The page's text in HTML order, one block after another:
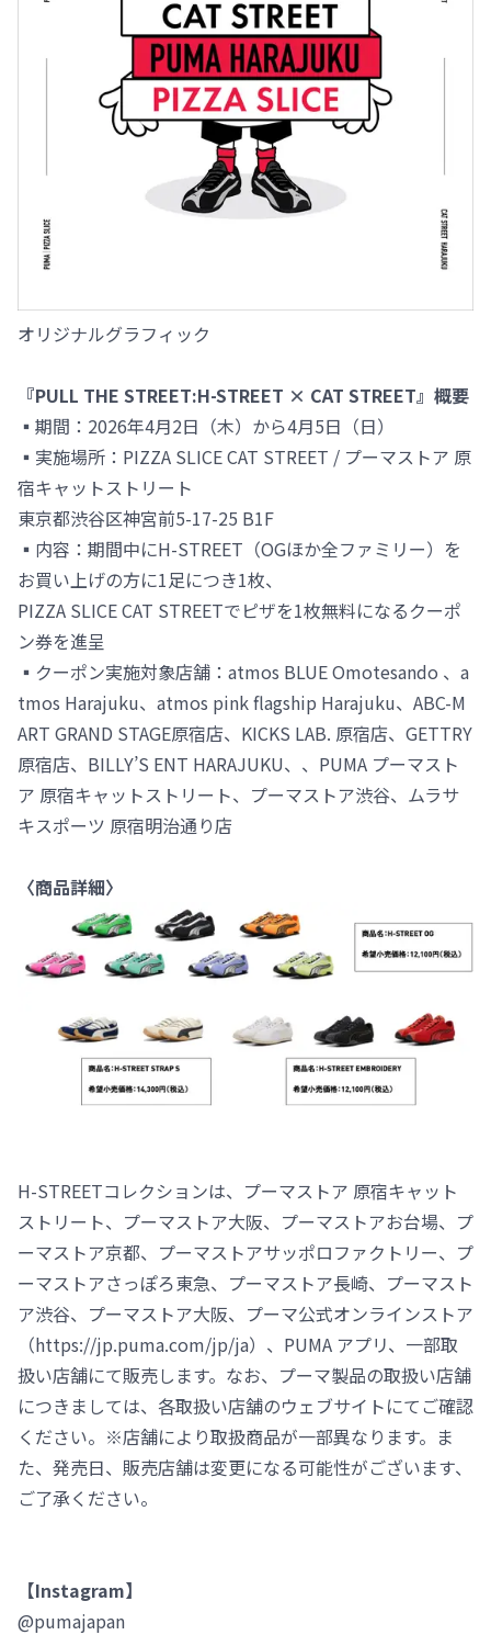
オリジナルグラフィック
『PULL THE STREET:H-STREET × CAT STREET』概要
▪️期間：2026年4月2日（木）から4月5日（日）
▪️実施場所：PIZZA SLICE CAT STREET / プーマストア 原
宿キャットストリート
東京都渋谷区神宮前5-17-25 B1F
▪️内容：期間中にH-STREET（OGほか全ファミリー）を
お買い上げの方に1足につき1枚、
PIZZA SLICE CAT STREETでピザを1枚無料になるクーポ
ン券を進呈
▪️クーポン実施対象店舗：atmos BLUE Omotesando 、a
tmos Harajuku、atmos pink flagship Harajuku、ABC-M
ART GRAND STAGE原宿店、KICKS LAB. 原宿店、GETTRY
原宿店、BILLY’S ENT HARAJUKU、、PUMA プーマスト
ア 原宿キャットストリート、プーマストア渋谷、ムラサ
キスポーツ 原宿明治通り店
〈商品詳細〉
H-STREETコレクションは、プーマストア 原宿キャット
ストリート、プーマストア大阪、プーマストアお台場、プ
ーマストア京都、プーマストアサッポロファクトリー、プ
ーマストアさっぽろ東急、プーマストア長崎、プーマスト
ア渋谷、プーマストア大阪、プーマ公式オンラインストア
（https://jp.puma.com/jp/ja）、PUMA アプリ、一部取
扱い店舗にて販売します。なお、プーマ製品の取扱い店舗
につきましては、各取扱い店舗のウェブサイトにてご確認
ください。※店舗により取扱商品が一部異なります。ま
た、発売日、販売店舗は変更になる可能性がございます、
ご了承ください。
【Instagram】
@pumajapan